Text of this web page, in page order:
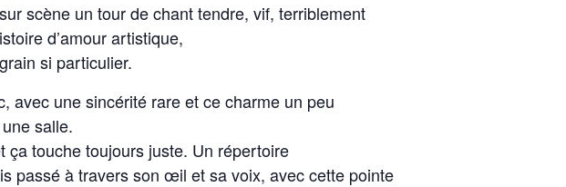
scène un tour de chant tendre, vif, terriblement
d’amour artistique,
si particulier.
avec une sincérité rare et ce charme un peu
salle.
ça touche toujours juste. Un répertoire
passé à travers son œil et sa voix, avec cette pointe